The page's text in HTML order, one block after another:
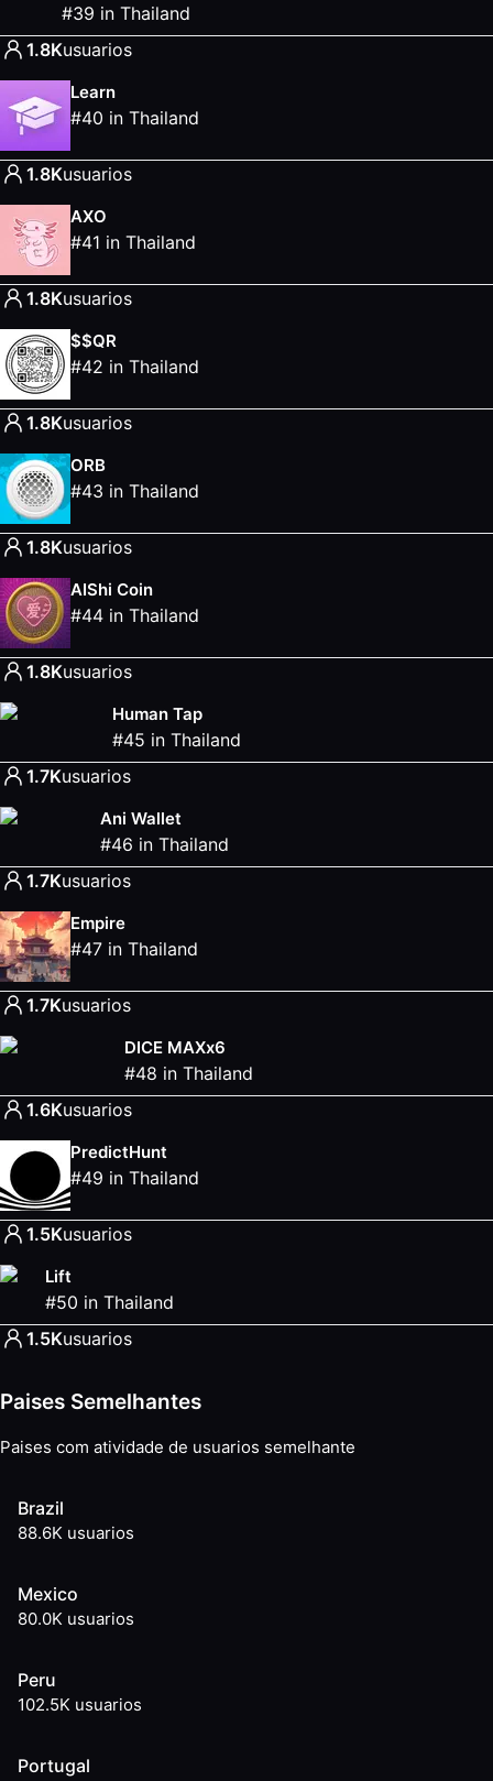
#39 in Thailand
1.8Kusuarios
Learn
#40 in Thailand
1.8Kusuarios
AXO
#41 in Thailand
1.8Kusuarios
$$QR
#42 in Thailand
1.8Kusuarios
ORB
#43 in Thailand
1.8Kusuarios
AIShi Coin
#44 in Thailand
1.8Kusuarios
Human Tap
#45 in Thailand
1.7Kusuarios
Ani Wallet
#46 in Thailand
1.7Kusuarios
Empire
#47 in Thailand
1.7Kusuarios
DICE MAXx6
#48 in Thailand
1.6Kusuarios
PredictHunt
#49 in Thailand
1.5Kusuarios
Lift
#50 in Thailand
1.5Kusuarios
Paises Semelhantes
Paises com atividade de usuarios semelhante
Brazil
88.6K usuarios
Mexico
80.0K usuarios
Peru
102.5K usuarios
Portugal